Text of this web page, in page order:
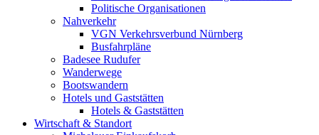
Politische Organisationen
Nahverkehr
VGN Verkehrsverbund Nürnberg
Busfahrpläne
Badesee Rudufer
Wanderwege
Bootswandern
Hotels und Gaststätten
Hotels & Gaststätten
Wirtschaft & Standort